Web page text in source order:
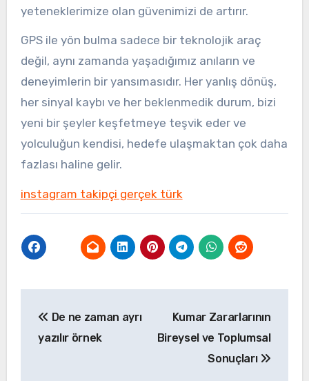
yeteneklerimize olan güvenimizi de artırır.
GPS ile yön bulma sadece bir teknolojik araç
değil, aynı zamanda yaşadığımız anıların ve
deneyimlerin bir yansımasıdır. Her yanlış dönüş,
her sinyal kaybı ve her beklenmedik durum, bizi
yeni bir şeyler keşfetmeye teşvik eder ve
yolculuğun kendisi, hedefe ulaşmaktan çok daha
fazlası haline gelir.
instagram takipçi gerçek türk
gezinmesi
De ne zaman ayrı
yazılır örnek
Kumar Zararlarının
Bireysel ve Toplumsal
Sonuçları